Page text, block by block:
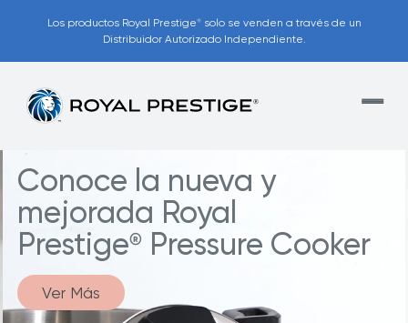
Los productos Royal Prestige®solo se venden a través de un
Distribuidor Autorizado Independiente.
Conoce la nueva y
mejorada Royal
Prestige® Pressure Cooker
Ver Más